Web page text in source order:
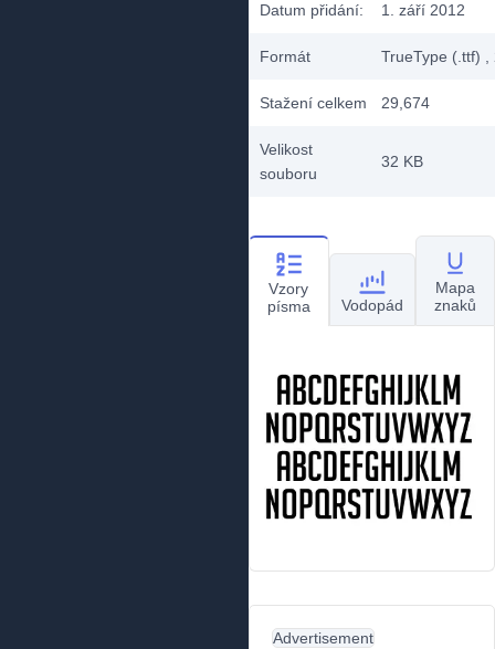
Datum přidání:
1. září 2012
Formát TrueType (.ttf)
Stažení celkem 29,674
Velikost
souboru
32 KB
Vzory
písma
Vodopád
Mapa
znaků
Advertisement